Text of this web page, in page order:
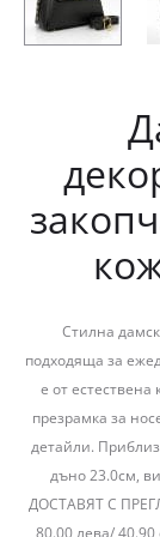
Стилна
подходяща за
е от
презрамка за
детайли.
дъно 23.0см,
ДОСТАВЯТ С
80.00 лева/